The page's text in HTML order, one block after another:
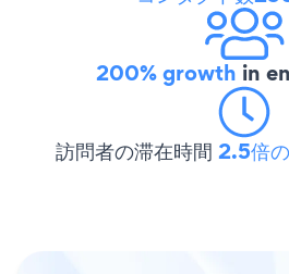
200% growth in
訪問者の滞在時間 2.5倍